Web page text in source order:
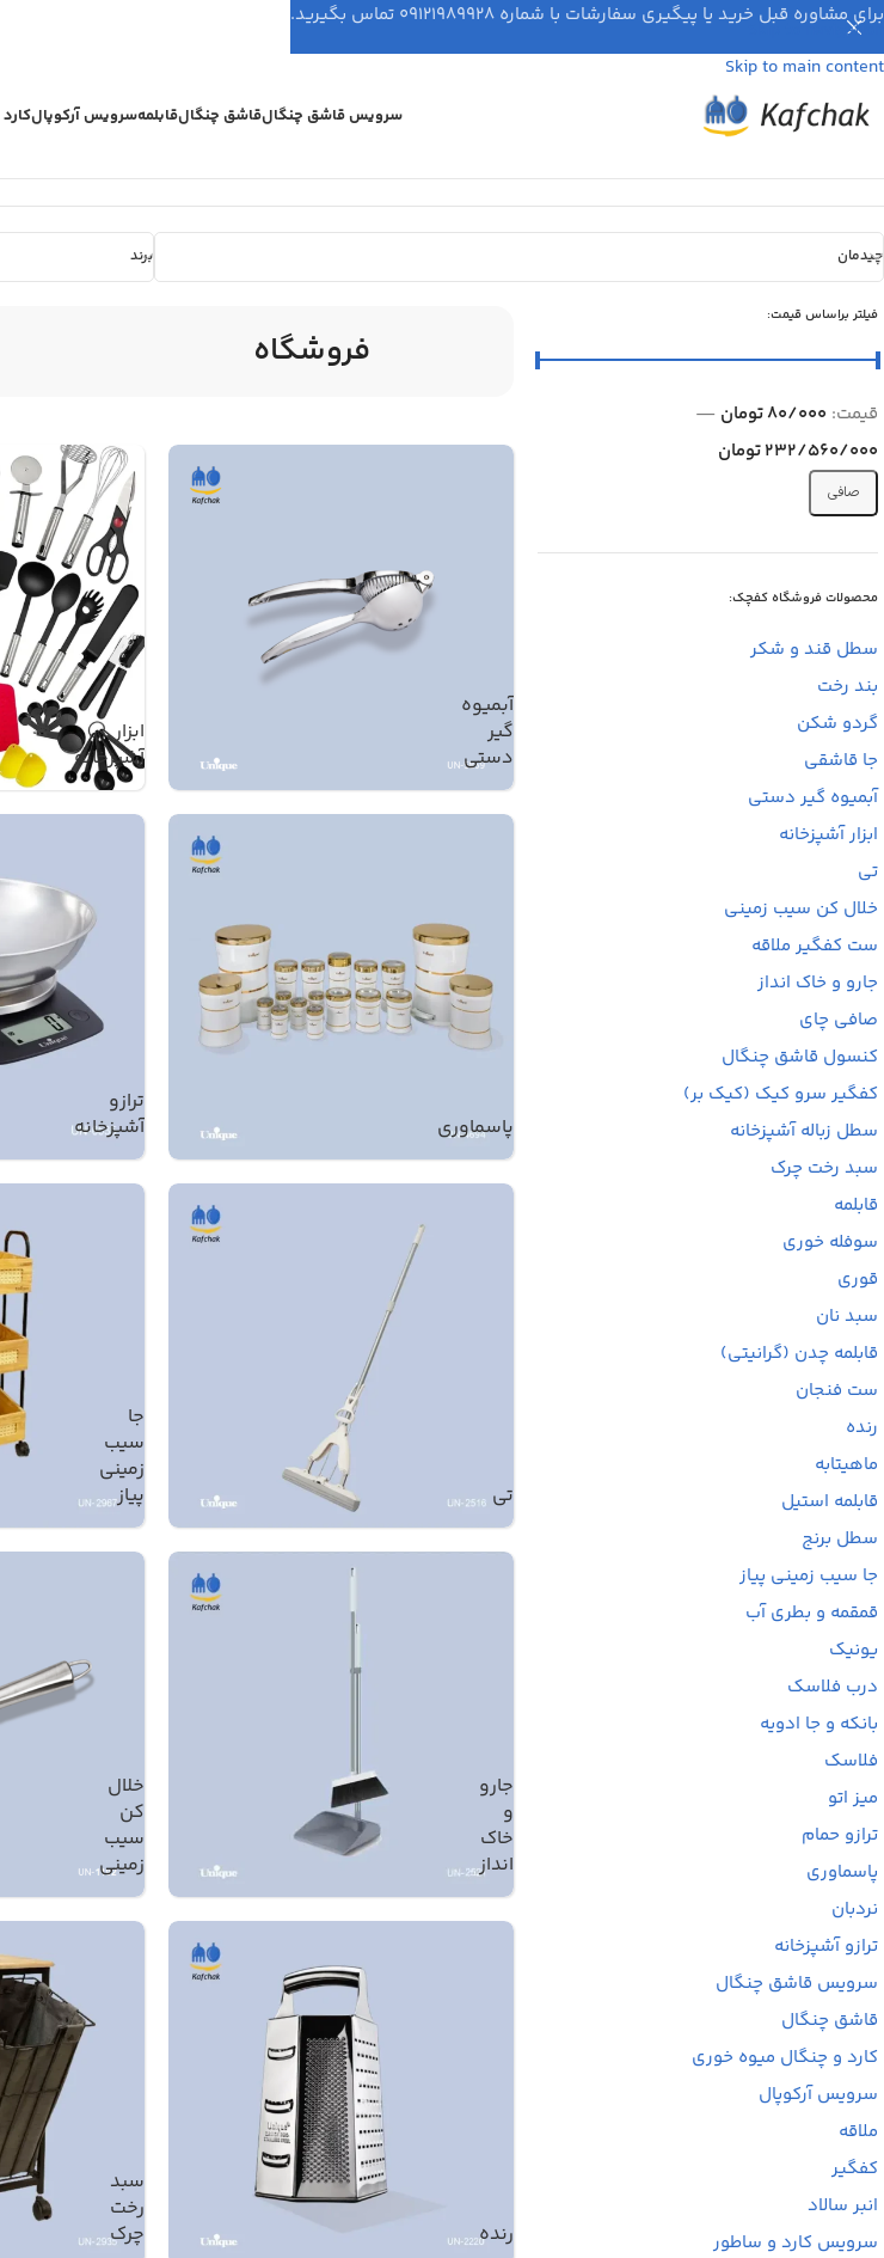
Skip to navigation
Skip to main content
سرویس قاشق چنگالقاشق چنگالقابلمهسرویس آرکوپال
چیدمان برند
فیلتر براساس قیمت:
صافی
قيمت: 80/000 تومان
—
232/560/000 تومان
محصولات فروشگاه کفچک:
سطل قند و شکر
بند رخت
گردو شکن
جا قاشقی
آبمیوه گیر دستی
ابزار آشپزخانه
تی
خلال کن سیب زمینی
ست کفگیر ملاقه
جارو و خاک انداز
صافی چای
کنسول قاشق چنگال
کفگیر سرو کیک (کیک بر)
سطل زباله آشپزخانه
سبد رخت چرک
قابلمه
سوفله خوری
قوری
سبد نان
قابلمه چدن (گرانیتی)
ست فنجان
رنده
ماهیتابه
قابلمه استیل
سطل برنج
جا سیب زمینی پیاز
قمقمه و بطری آب
یونیک
درب فلاسک
بانکه و جا ادویه
فلاسک
میز اتو
ترازو حمام
پاسماوری
نردبان
ترازو آشپزخانه
سرویس قاشق چنگال
قاشق چنگال
کارد و چنگال میوه خوری
سرویس آرکوپال
ملاقه
کفگیر
انبر سالاد
سرویس کارد و ساطور
فروشگاه
آبمیوه
گیر
دستی
ابزار
آشپزخانه
پاسماوری
ترازو
آشپزخانه
تی
جا
سیب
زمینی
پیاز
جارو
و
خاک
انداز
خلال
کن
سیب
زمینی
رنده
سبد
رخت
چرک
برای مشاوره قبل خرید یا پیگیری سفارشات با شماره ۰۹۱۲۱۹۸۹۹۲۸ تماس بگیرید.